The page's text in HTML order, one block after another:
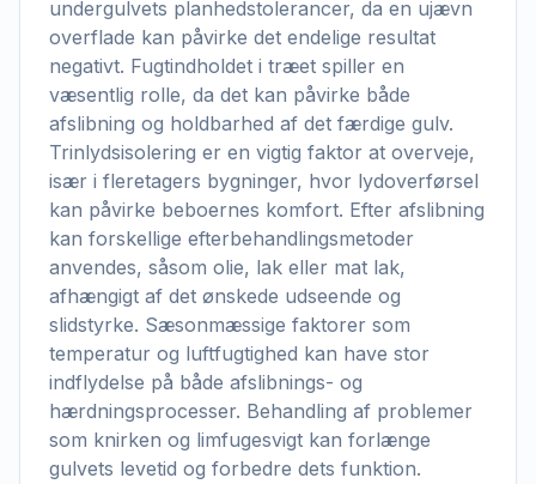
undergulvets planhedstolerancer, da en ujævn
overflade kan påvirke det endelige resultat
negativt. Fugtindholdet i træet spiller en
væsentlig rolle, da det kan påvirke både
afslibning og holdbarhed af det færdige gulv.
Trinlydsisolering er en vigtig faktor at overveje,
især i fleretagers bygninger, hvor lydoverførsel
kan påvirke beboernes komfort. Efter afslibning
kan forskellige efterbehandlingsmetoder
anvendes, såsom olie, lak eller mat lak,
afhængigt af det ønskede udseende og
slidstyrke. Sæsonmæssige faktorer som
temperatur og luftfugtighed kan have stor
indflydelse på både afslibnings- og
hærdningsprocesser. Behandling af problemer
som knirken og limfugesvigt kan forlænge
gulvets levetid og forbedre dets funktion.